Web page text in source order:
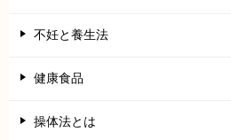
不妊と養生法
健康食品
操体法とは